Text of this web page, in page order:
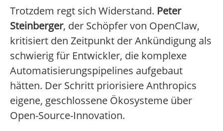
Trotzdem regt sich Widerstand. Peter
Steinberger, der Schöpfer von OpenClaw,
kritisiert den Zeitpunkt der Ankündigung als
schwierig für Entwickler, die komplexe
Automatisierungspipelines aufgebaut
hätten. Der Schritt priorisiere Anthropics
eigene, geschlossene Ökosysteme über
Open-Source-Innovation.